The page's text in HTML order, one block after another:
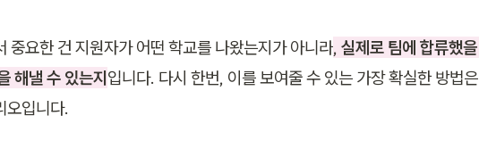
중요한 건 지원자가 어떤 학교를 나왔는지가 아니라, 실제로 팀에 합류했을
해낼 수 있는지입니다. 다시 한번, 이를 보여줄 수 있는 가장 확실한 방법은
오입니다.